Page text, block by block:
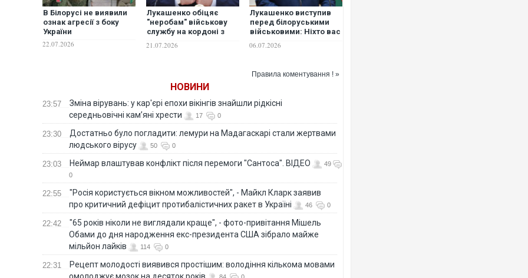
В Білорусі не виявили
ознак агресії з боку
України
22.07.2026
Лукашенко обіцяє
"неробам" військову
службу на кордоні з
21.07.2026
Лукашенко виступив
перед білоруськими
військовими: Ніхто вас
посилатиме
06.07.2026
Правила коментування ! »
НОВИНИ
23:57
Зміна вірувань: у кар'єрі епохи вікінгів знайшли рідкісні
середньовічні кам’яні хрести
17 0
23:30
Достатньо було погладити: лемури на Мадагаскарі стали жертвами
людського вірусу
50 0
23:03 Неймар влаштував конфлікт після перемоги "Сантоса". ВІДЕО
49
0
22:55
"Росія користується вікном можливостей", - Майкл Кларк заявив
про критичний дефіцит протибалістичних ракет в Україні
46 0
22:42
"65 років ніколи не виглядали краще", - фото-привітання Мішель
Обами до дня народження екс-президента США зібрало майже
мільйон лайків
114 0
22:31
Рецепт молодості виявився простішим: володіння кількома мовами